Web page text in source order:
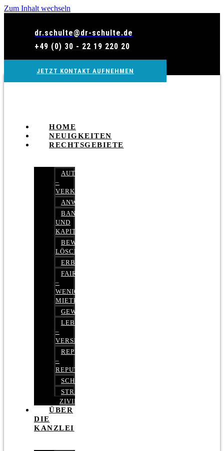
Zum Inhalt wechseln
dr.schulte@dr-schulte.de
+49 (0) 30 - 22 19 220 20
JETZT KONTAKT AUFNEHMEN
HOME
NEUIGKEITEN
RECHTSGEBIETE
AUTOBETRUG
–
VERKEHRSRECHT
ANWALTSHAFTUNGSRECHT
BANK-
UND
KAPITALMARKTRECHT
BEWERTUNGEN
LÖSCHEN
ERBRECHT
FAIRMIETEN
–
WENIGER
MIETE
GEWERBERECHT
LEBENSVERSICHERUNG
–
VERSICHERUNGSRECHT
REPUTATIONSRECHT
–
REPUTATIONSMANAGEMENT
SCHUFARECHT
STRAFRECHT
ZIVILRECHT
ÜBER
DIE
KANZLEI